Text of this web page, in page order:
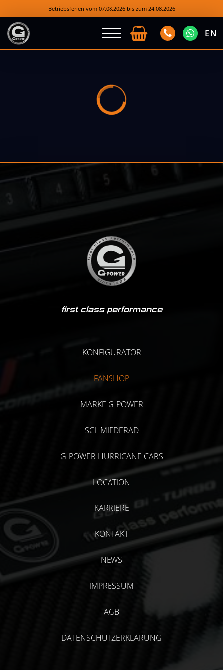
Betriebsferien vom 07.08.2026 bis zum 24.08.2026
EN
first class performance
KONFIGURATOR
FANSHOP
MARKE G-POWER
SCHMIEDERAD
G-POWER HURRICANE CARS
LOCATION
KARRIERE
KONTAKT
NEWS
IMPRESSUM
AGB
DATENSCHUTZERKLÄRUNG